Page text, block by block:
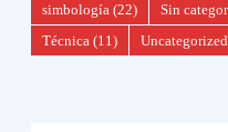
simbología (22) Sin
Técnica (11) Uncategorized